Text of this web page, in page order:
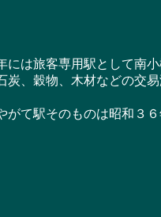
は旅客専用駅として南
炭、穀物、木材などの交
て駅そのものは昭和３６